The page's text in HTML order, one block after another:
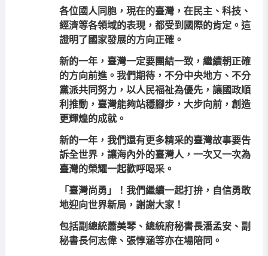
各位國人同胞，現在的臺灣，在民主、科技、
經濟等各領域的表現，都受到國際的肯定。這
證明了國家發展的方向正確。
新的一年，臺灣一定要團結一致，繼續朝正確
的方向前進。我們期待，不分中央地方、不分
黨派共同努力，以人民福祉為優先，讓國政順
利推動，臺灣能夠站穩腳步，大步向前，創造
更輝煌的成就。
新的一年，我們還有更多精采的臺灣故事要告
訴全世界，讓海內外的臺灣人，一次又一次為
臺灣的榮耀一起歡呼喝采。
「臺灣尚勇」！我們繼續一起打拚，自信勇敢
地迎向世界新局，謝謝大家！
包括副總統蕭美琴、總統府秘書長潘孟安、副
秘書長何志偉、張惇涵等亦在場陪同。